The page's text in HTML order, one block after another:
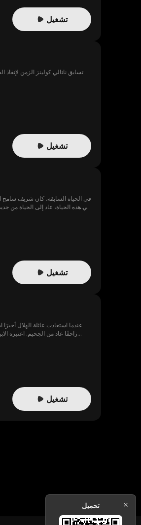
تشغيل
تشغيل
في الحياة السابقة، كان شريف سامح
في هذه الحياة، عاد إلى الحياة من
تشغيل
عندما استعادت عائلة الهلال
زاحفًا عاد من الجحيم. اعتبره
تشغيل
تحميل